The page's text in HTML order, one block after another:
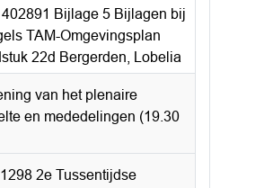
Bijlage 5 Bijlagen bij
TAM-Omgevingsplan
22d Bergerden, Lobelia
van het plenaire
en mededelingen (19.30
2e Tussentijdse